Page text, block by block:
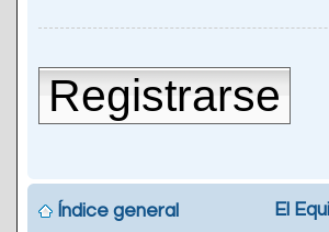
Registrarse
Índice general El